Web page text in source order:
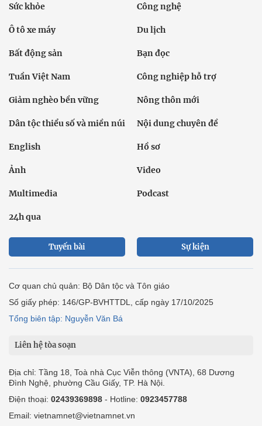
Sức khỏe Công nghệ
Ô tô xe máy Du lịch
Bất động sản Bạn đọc
Tuần Việt Nam Công nghiệp hỗ trợ
Giảm nghèo bền vững Nông thôn mới
Dân tộc thiểu số và miền núi Nội dung chuyên đề
English Hồ sơ
Ảnh Video
Multimedia Podcast
24h qua
Tuyến bài Sự kiện
Cơ quan chủ quản: Bộ Dân tộc và Tôn giáo
Số giấy phép: 146/GP-BVHTTDL, cấp ngày 17/10/2025
Tổng biên tập: Nguyễn Văn Bá
Liên hệ tòa soạn
Địa chỉ: Tầng 18, Toà nhà Cục Viễn thông (VNTA), 68 Dương
Đình Nghệ, phường Cầu Giấy, TP. Hà Nội.
Điện thoại: 02439369898 - Hotline: 0923457788
Email: vietnamnet@vietnamnet.vn